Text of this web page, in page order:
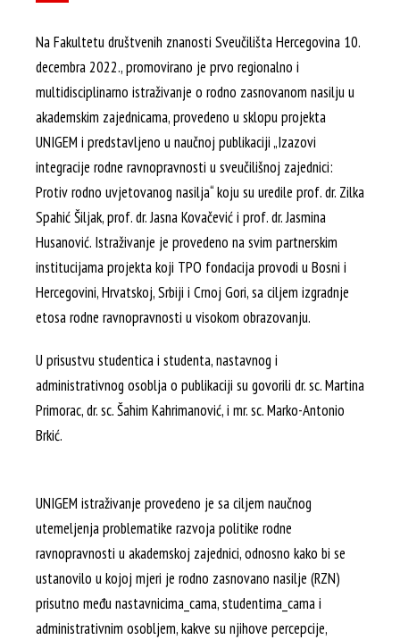
Na Fakultetu društvenih znanosti Sveučilišta Hercegovina 10.
decembra 2022., promovirano je prvo regionalno i
multidisciplinarno istraživanje o rodno zasnovanom nasilju u
akademskim zajednicama, provedeno u sklopu projekta
UNIGEM i predstavljeno u naučnoj publikaciji „Izazovi
integracije rodne ravnopravnosti u sveučilišnoj zajednici:
Protiv rodno uvjetovanog nasilja“ koju su uredile prof. dr. Zilka
Spahić Šiljak, prof. dr. Jasna Kovačević i prof. dr. Jasmina
Husanović. Istraživanje je provedeno na svim partnerskim
institucijama projekta koji TPO fondacija provodi u Bosni i
Hercegovini, Hrvatskoj, Srbiji i Crnoj Gori, sa ciljem izgradnje
etosa rodne ravnopravnosti u visokom obrazovanju.
U prisustvu studentica i studenta, nastavnog i
administrativnog osoblja o publikaciji su govorili dr. sc. Martina
Primorac, dr. sc. Šahim Kahrimanović, i mr. sc. Marko-Antonio
Brkić.
UNIGEM istraživanje provedeno je sa ciljem naučnog
utemeljenja problematike razvoja politike rodne
ravnopravnosti u akademskoj zajednici, odnosno kako bi se
ustanovilo u kojoj mjeri je rodno zasnovano nasilje (RZN)
prisutno među nastavnicima_cama, studentima_cama i
administrativnim osobljem, kakve su njihove percepcije,